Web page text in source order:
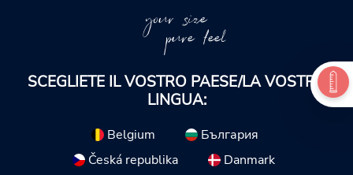
your size
pure feel
SCEGLIETE IL VOSTRO PAESE/LA VOSTRA
LINGUA:
Belgium
България
Česká republika
Danmark